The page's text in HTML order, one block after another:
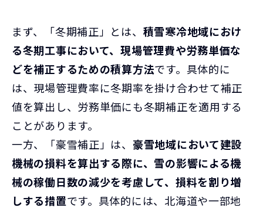
まず、「冬期補正」とは、 積雪寒冷地域におけ
る冬期工事において、現場管理費や労務単価な
どを補正するための積算方法です。具体的に
は、現場管理費率に冬期率を掛け合わせて補正
値を算出し、労務単価にも冬期補正を適用する
ことがあります。
一方、「豪雪補正」は、 豪雪地域において建設
機械の損料を算出する際に、雪の影響による機
械の稼働日数の減少を考慮して、損料を割り増
しする措置です。具体的には、北海道や一部地